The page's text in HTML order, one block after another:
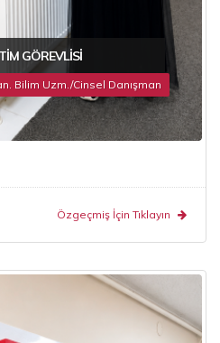
GÖREVLISI
Bilim Uzm./Cinsel Danışman
Özgeçmiş İçin Tıklayın